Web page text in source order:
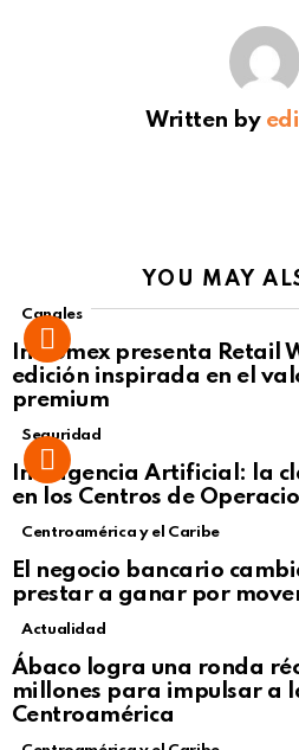
Written by
YOU MAY
Canales
Intcomex presenta Retail
edición inspirada en el
premium
Seguridad
Inteligencia Artificial: la
en los Centros de
Centroamérica y el Caribe
El negocio bancario
prestar a ganar por
Not Safe For
Click to view
Actualidad
Ábaco logra una ronda
millones para impulsar a
Centroamérica